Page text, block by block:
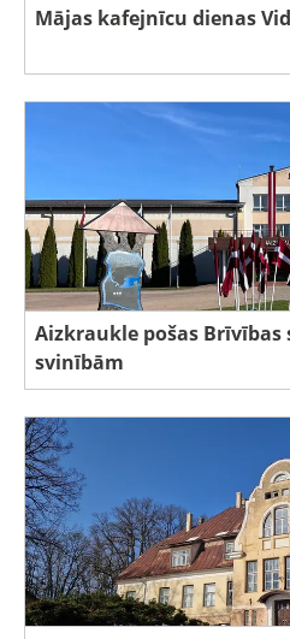
Mājas kafejnīcu dienas
Aizkraukle pošas Brīvības
svinībām